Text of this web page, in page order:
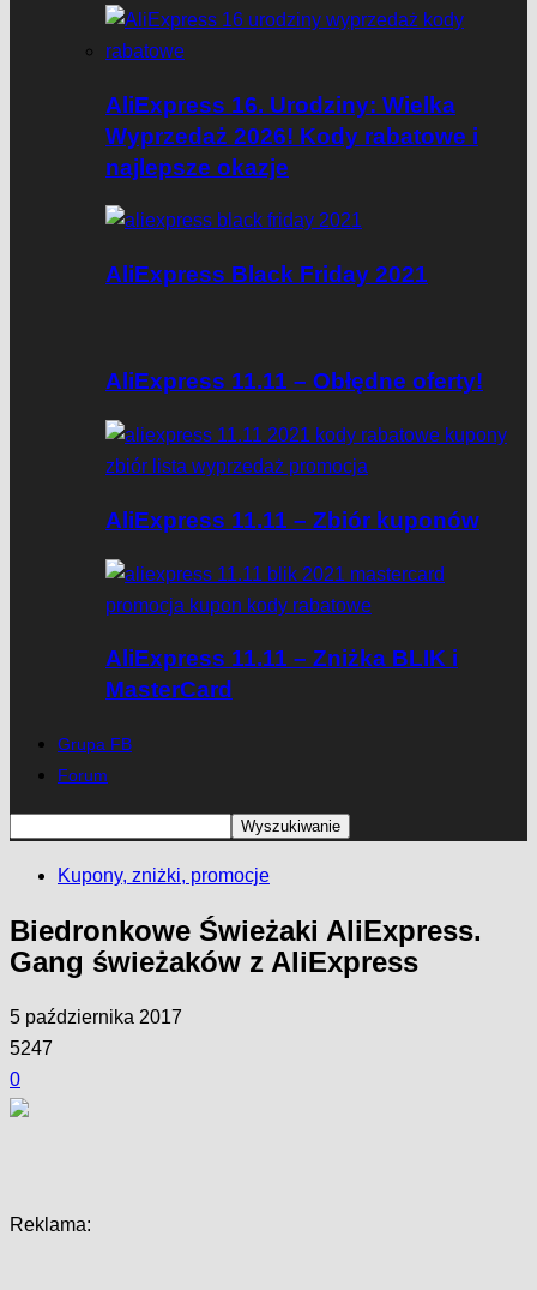
AliExpress 16. Urodziny: Wielka
Wyprzedaż 2026! Kody rabatowe i
najlepsze okazje
AliExpress Black Friday 2021
AliExpress 11.11 – Obłędne oferty!
AliExpress 11.11 – Zbiór kuponów
AliExpress 11.11 – Zniżka BLIK i
MasterCard
Grupa FB
Forum
Kupony, zniżki, promocje
Biedronkowe Świeżaki AliExpress.
Gang świeżaków z AliExpress
5 października 2017
5247
0
Reklama: